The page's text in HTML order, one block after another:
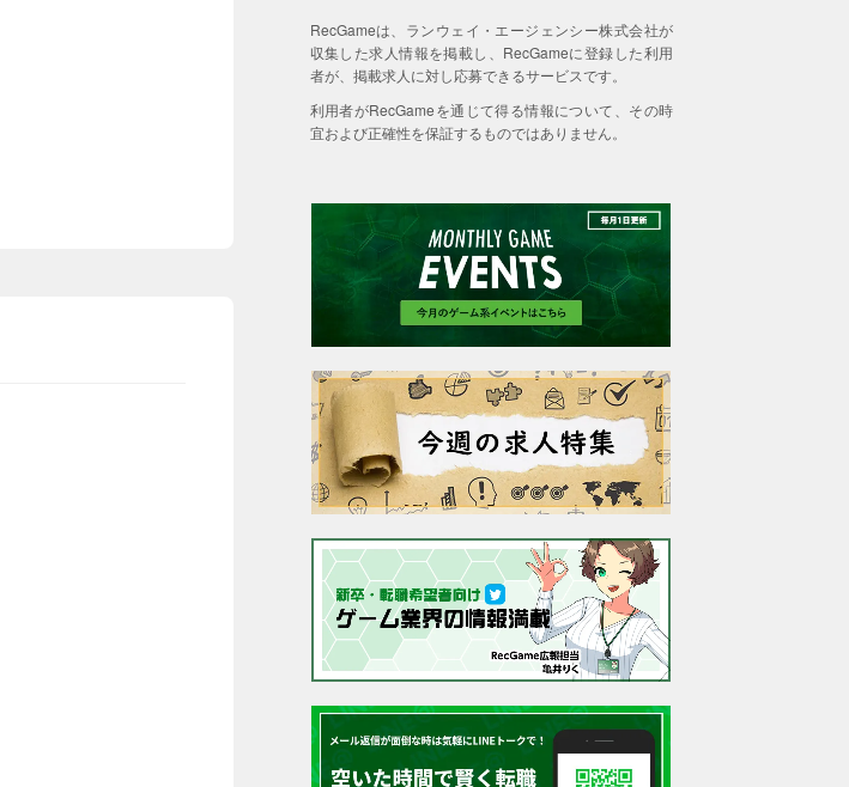
RecGameは、ランウェイ・エージェンシー株式会社が
収集した求人情報を掲載し、RecGameに登録した利用
者が、掲載求人に対し応募できるサービスです。
利用者がRecGameを通じて得る情報について、その時
宜および正確性を保証するものではありません。